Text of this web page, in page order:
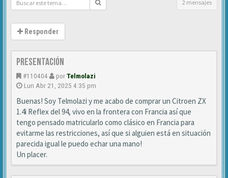
2 mensajes
Responder
Presentación
#110404 porTelmolazi
Lun Abr 21, 2025 4:35 pm
Buenas! Soy Telmolazi y me acabo de comprar un Citroen ZX
1.4i Reflex del 94, vivo en la frontera con Francia así que
tengo pensado matricularlo como clásico en Francia para
evitarme las restricciones, así que si alguien está en situación
parecida igual le puedo echar una mano!
Un placer.